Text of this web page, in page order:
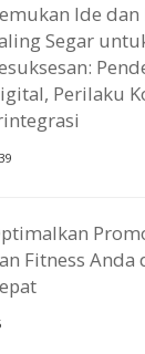
Ide
Segar
Perilaku
Fitness Anda